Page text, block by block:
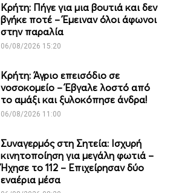
Κρήτη: Πήγε για μια βουτιά και δεν
βγήκε ποτέ – Έμειναν όλοι άφωνοι
στην παραλία
06/08/2026 15:20
Κρήτη: Άγριο επεισόδιο σε
νοσοκομείο – Έβγαλε λοστό από
το αμάξι και ξυλοκόπησε άνδρα!
06/08/2026 11:00
Συναγερμός στη Σητεία: Ισχυρή
κινητοποίηση για μεγάλη φωτιά –
Ήχησε το 112 – Επιχείρησαν δύο
εναέρια μέσα